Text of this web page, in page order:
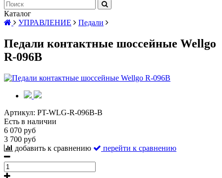
Каталог
УПРАВЛЕНИЕ
Педали
Педали контактные шоссейные Wellgo
R-096B
Артикул: PT-WLG-R-096B-B
Есть в наличии
6 070 руб
3 700 руб
добавить к сравнению
перейти к сравнению